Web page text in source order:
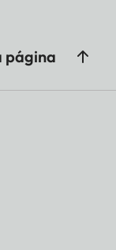
página